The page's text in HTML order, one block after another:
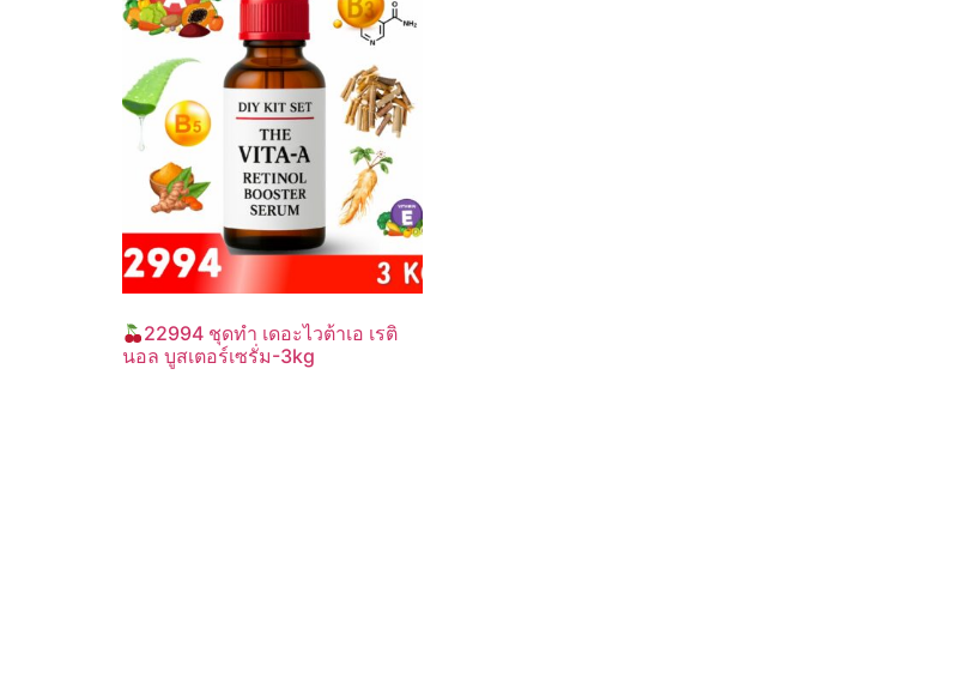
22994 ชุดทำ เดอะไวต้าเอ เรติ
นอล บูสเตอร์เซรั่ม-3kg